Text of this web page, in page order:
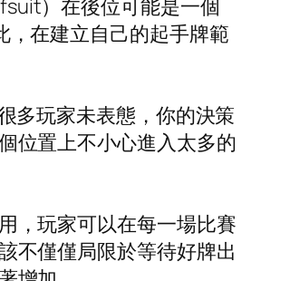
）在後位可能是一個
，在建立自己的起手牌範
多玩家未表態，你的決策
位置上不小心進入太多的
，玩家可以在每一場比賽
不僅僅局限於等待好牌出